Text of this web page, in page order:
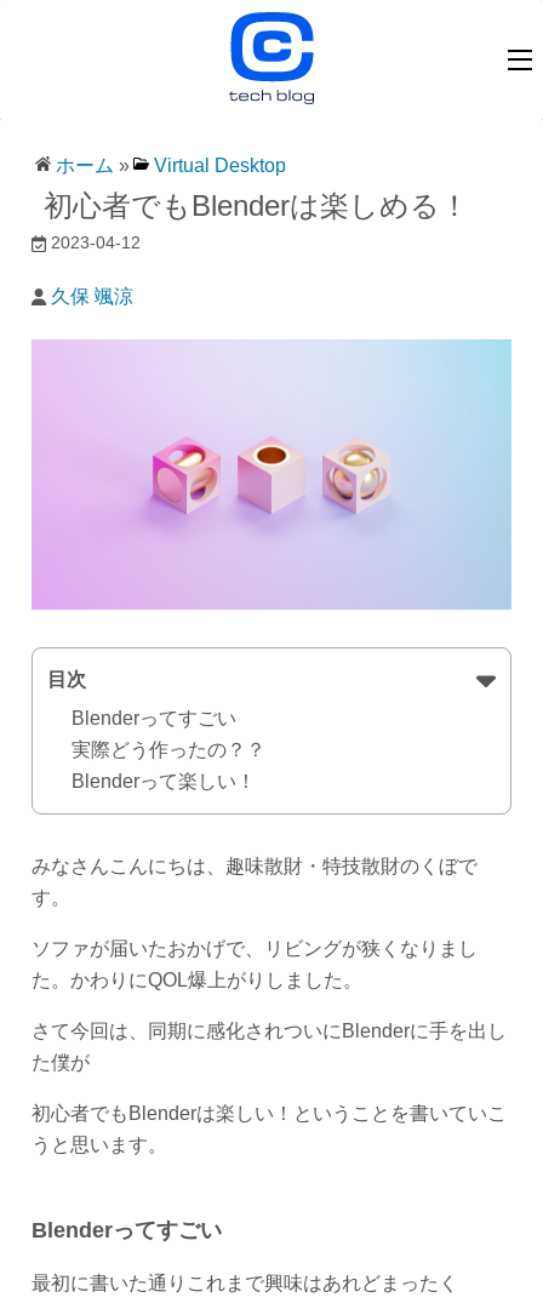
ホーム » Virtual Desktop
初心者でもBlenderは楽しめる！
2023-04-12
久保 颯涼
目次
Blenderってすごい
実際どう作ったの？？
Blenderって楽しい！
みなさんこんにちは、趣味散財・特技散財のくぼで
す。
ソファが届いたおかげで、リビングが狭くなりまし
た。かわりにQOL爆上がりしました。
さて今回は、同期に感化されついにBlenderに手を出し
た僕が
初心者でもBlenderは楽しい！ということを書いていこ
うと思います。
Blenderってすごい
最初に書いた通りこれまで興味はあれどまったく